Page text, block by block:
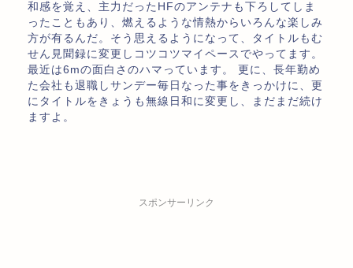
和感を覚え、主力だったHFのアンテナも下ろしてしま
ったこともあり、燃えるような情熱からいろんな楽しみ
方が有るんだ。そう思えるようになって、タイトルもむ
せん見聞録に変更しコツコツマイペースでやってます。
最近は6mの面白さのハマっています。 更に、長年勤め
た会社も退職しサンデー毎日なった事をきっかけに、更
にタイトルをきょうも無線日和に変更し、まだまだ続け
ますよ。
スポンサーリンク